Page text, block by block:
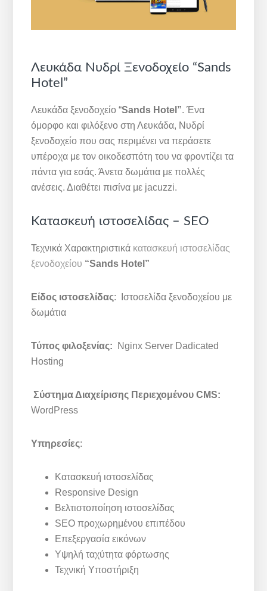
Λευκάδα Νυδρί Ξενοδοχείο “Sands
Hotel”
Λευκάδα ξενοδοχείο “Sands Hotel”. Ένα
όμορφο και φιλόξενο στη Λευκάδα, Νυδρί
ξενοδοχείο που σας περιμένει να περάσετε
υπέροχα με τον οικοδεσπότη του να φροντίζει τα
πάντα για εσάς. Άνετα δωμάτια με πολλές
ανέσεις. Διαθέτει πισίνα με jacuzzi.
Κατασκευή ιστοσελίδας – SEO
Τεχνικά Χαρακτηριστικά κατασκευή ιστοσελίδας
ξενοδοχείου “Sands Hotel”
Είδος ιστοσελίδας: Ιστοσελίδα ξενοδοχείου με
δωμάτια
Τύπος φιλοξενίας: Nginx Server Dadicated
Hosting
Σύστημα Διαχείρισης Περιεχομένου CMS:
WordPress
Υπηρεσίες:
Κατασκευή ιστοσελίδας
Responsive Design
Βελτιστοποίηση ιστοσελίδας
SEO προχωρημένου επιπέδου
Επεξεργασία εικόνων
Υψηλή ταχύτητα φόρτωσης
Τεχνική Υποστήριξη